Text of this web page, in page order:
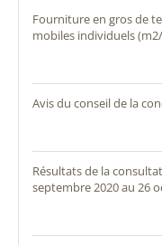
fourniture en gros de terminaison d'appel vocal sur réseaux
mobiles individuels
avis du conseil de la
résultats de la consultation publique nationale du 25
septembre 2020 au 26